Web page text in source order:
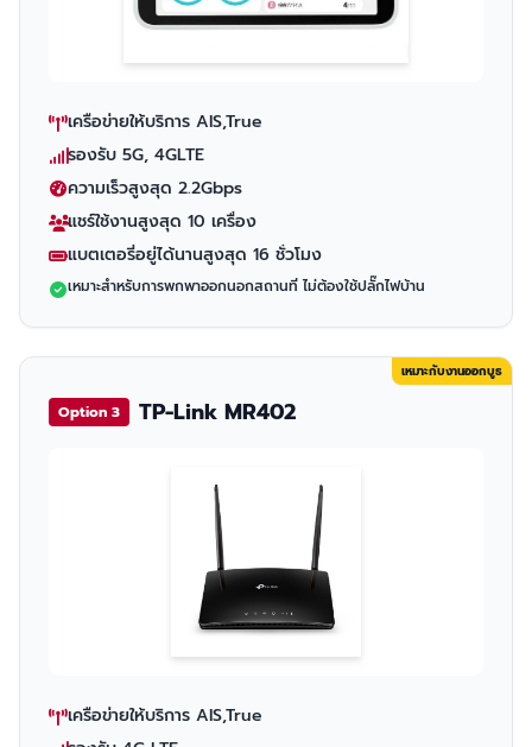
เครือข่ายให้บริการ AIS,True
รองรับ 5G, 4GLTE
ความเร็วสูงสุด 2.2Gbps
แชร์ใช้งานสูงสุด 10 เครื่อง
แบตเตอรี่อยู่ได้นานสูงสุด 16 ชั่วโมง
เหมาะสำหรับการพกพาออกนอกสถานที่ ไม่ต้องใช้ปลั๊กไฟบ้าน
เหมาะกับงานออกบูธ
Option 3 TP-Link MR402
เครือข่ายให้บริการ AIS,True